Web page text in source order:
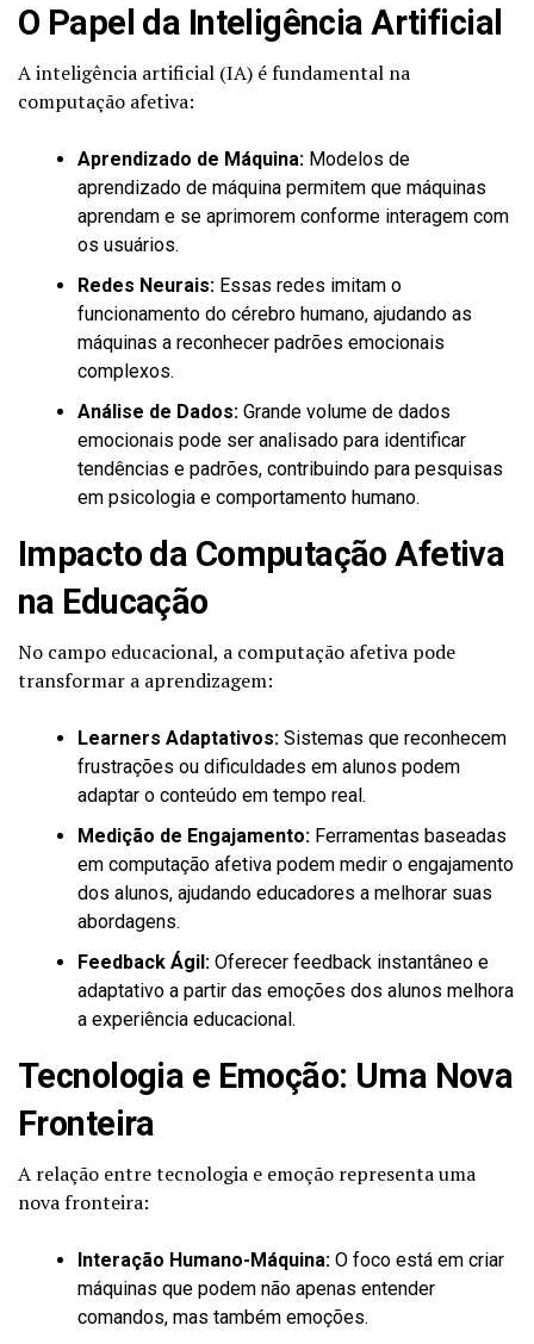
O Papel da Inteligência Artificial
A inteligência artificial (IA) é fundamental na
computação afetiva:
Aprendizado de Máquina: Modelos de
aprendizado de máquina permitem que máquinas
aprendam e se aprimorem conforme interagem com
os usuários.
Redes Neurais: Essas redes imitam o
funcionamento do cérebro humano, ajudando as
máquinas a reconhecer padrões emocionais
complexos.
Análise de Dados: Grande volume de dados
emocionais pode ser analisado para identificar
tendências e padrões, contribuindo para pesquisas
em psicologia e comportamento humano.
Impacto da Computação Afetiva
na Educação
No campo educacional, a computação afetiva pode
transformar a aprendizagem:
Learners Adaptativos: Sistemas que reconhecem
frustrações ou dificuldades em alunos podem
adaptar o conteúdo em tempo real.
Medição de Engajamento: Ferramentas baseadas
em computação afetiva podem medir o engajamento
dos alunos, ajudando educadores a melhorar suas
abordagens.
Feedback Ágil: Oferecer feedback instantâneo e
adaptativo a partir das emoções dos alunos melhora
a experiência educacional.
Tecnologia e Emoção: Uma Nova
Fronteira
A relação entre tecnologia e emoção representa uma
nova fronteira:
Interação Humano-Máquina: O foco está em criar
máquinas que podem não apenas entender
comandos, mas também emoções.